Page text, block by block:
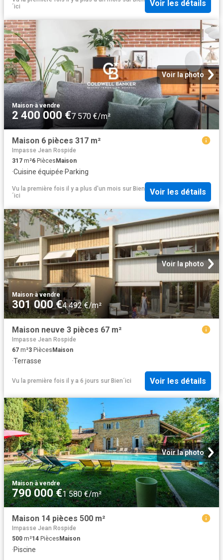
´ici
Voir les détails
Voir la photo
Maison·à vendre
2 400 000 €7 570 €/m²
Maison 6 pièces 317 m²
Impasse Jean Rospide
317 m²6 Pièces Maison
·Cuisine équipée·Parking
Vu la première fois il y a plus d'un mois sur Bien
´ici
Voir les détails
Voir la photo
Maison·à vendre
301 000 €4 492 €/m²
Maison neuve 3 pièces 67 m²
Impasse Jean Rospide
67 m²3 PiècesMaison
·Terrasse
Vu la première fois il y a 6 jours sur Bien´ici Voir les détails
Voir la photo
Maison·à vendre
790 000 €1 580 €/m²
Maison 14 pièces 500 m²
Impasse Jean Rospide
500 m²14 Pièces Maison
·Piscine